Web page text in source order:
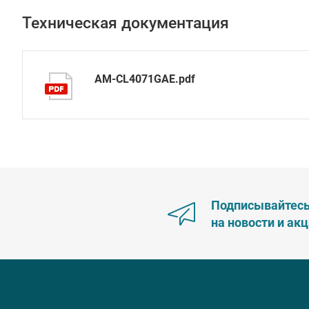
Техническая документация
AM-CL4071GAE.pdf
на новости и